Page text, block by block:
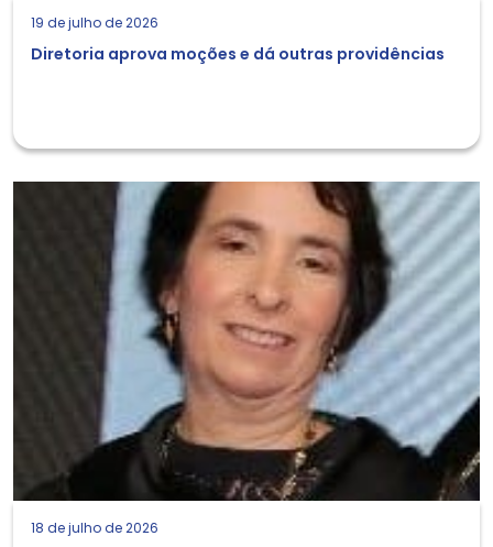
19 de julho de 2026
Diretoria aprova moções e dá outras providências
18 de julho de 2026